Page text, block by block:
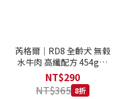
芮格爾｜RD8 全齡犬 無榖
水牛肉 高纖配方 454g｜
REGAL 天然犬糧 狗飼料
NT$290
NT$365 8折